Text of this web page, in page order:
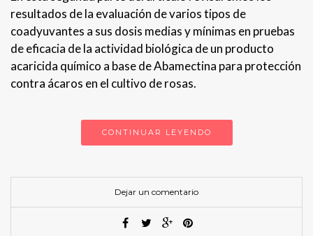
resultados de la evaluación de varios tipos de
coadyuvantes a sus dosis medias y mínimas en pruebas
de eficacia de la actividad biológica de un producto
acaricida químico a base de Abamectina para protección
contra ácaros en el cultivo de rosas.
CONTINUAR LEYENDO
Dejar un comentario